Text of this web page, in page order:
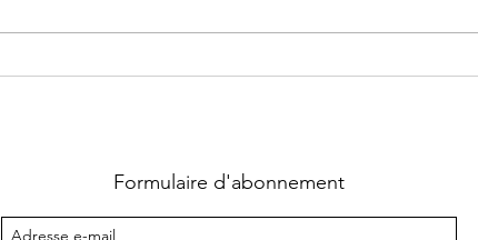
Formulaire d'abonnement